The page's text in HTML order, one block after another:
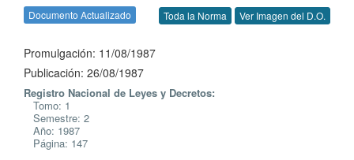
Documento Actualizado Toda la Norma Ver Imagen del D.O.
Promulgación: 11/08/1987
Publicación: 26/08/1987
Registro Nacional de Leyes y Decretos:
Tomo: 1
Semestre: 2
Año: 1987
Página: 147